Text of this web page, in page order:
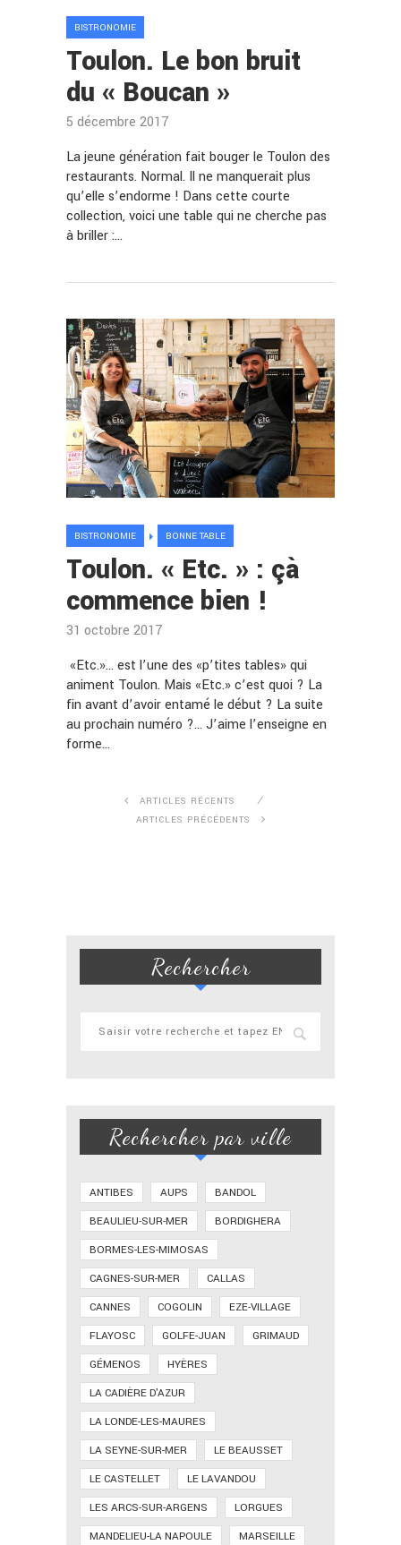
BISTRONOMIE
Toulon. Le bon bruit
du « Boucan »
5 décembre 2017
La jeune génération fait bouger le Toulon des
restaurants. Normal. Il ne manquerait plus
qu’elle s’endorme ! Dans cette courte
collection, voici une table qui ne cherche pas
à briller :…
BISTRONOMIE BONNE TABLE
Toulon. « Etc. » : çà
commence bien !
31 octobre 2017
«Etc.»… est l’une des «p’tites tables» qui
animent Toulon. Mais «Etc.» c’est quoi ? La
fin avant d’avoir entamé le début ? La suite
au prochain numéro ?… J’aime l’enseigne en
forme…
ARTICLES RÉCENTS
ARTICLES PRÉCÉDENTS
Rechercher
Rechercher par ville
ANTIBES AUPS
BANDOL
BEAULIEU-SUR-MER
BORDIGHERA
BORMES-LES-MIMOSAS
CAGNES-SUR-MER
CALLAS
CANNES
COGOLIN
EZE-VILLAGE
FLAYOSC
GOLFE-JUAN
GRIMAUD
GÉMENOS
HYÈRES
LA CADIÈRE D'AZUR
LA LONDE-LES-MAURES
LA SEYNE-SUR-MER
LE BEAUSSET
LE CASTELLET
LE LAVANDOU
LES ARCS-SUR-ARGENS
LORGUES
MANDELIEU-LA NAPOULE
MARSEILLE